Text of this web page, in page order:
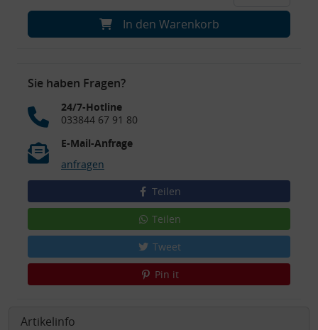
In den Warenkorb
Sie haben Fragen?
24/7-Hotline
033844 67 91 80
E-Mail-Anfrage
anfragen
Teilen
Teilen
Tweet
Pin it
Artikelinfo